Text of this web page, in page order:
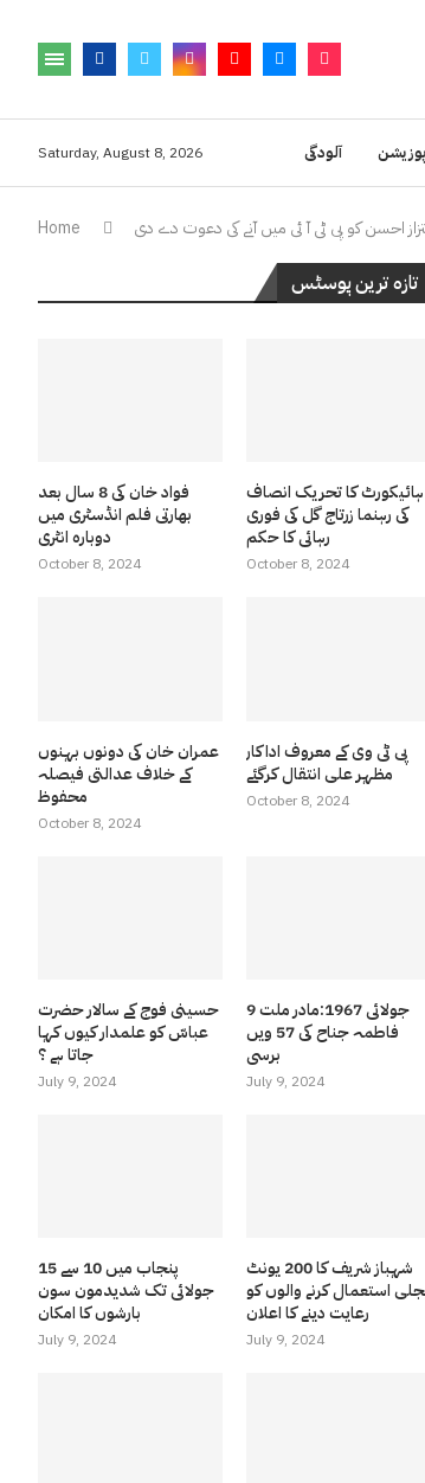
Saturday, August 8, 2026 آلودگی
Home احسن کو پی ٹی آ ئی میں آنے کی دعوت دے دی
تازہ ترین پوسٹس
فواد خان کی 8 سال بعد
بھارتی فلم انڈسٹری میں
دوبارہ انٹری
October 8, 2024
ہائیکورٹ کا تحریک انصاف
کی رہنما زرتاج گل کی فوری
رہائی کا حکم
October 8, 2024
عمران خان کی دونوں بہنوں
کے خلاف عدالتی فیصلہ
محفوظ
October 8, 2024
پی ٹی وی کے معروف اداکار
مظہر علی انتقال کرگئے
October 8, 2024
حسینی فوج کے سالار حضرت
عباسّ کو علمدار کیوں کہا
جاتا ہے ؟
July 9, 2024
9 جولائی 1967:مادر ملت
فاطمہ جناح کی 57 ویں
برسی
July 9, 2024
پنجاب میں 10 سے 15
جولائی تک شدیدمون سون
بارشوں کا امکان
July 9, 2024
شہباز شریف کا 200 یونٹ
استعمال کرنے والوں کو
رعایت دینے کا اعلان
July 9, 2024